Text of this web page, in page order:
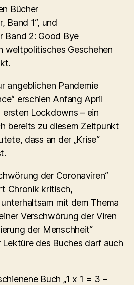
Bücher
Band 1“, und
Band 2: Good Bye
weltpolitisches Geschehen
angeblichen Pandemie
erschien Anfang April
Lockdowns – ein
bereits zu diesem Zeitpunkt
dass an der „Krise“
der Coronaviren“
Chronik kritisch,
mit dem Thema
Verschwörung der Viren
der Menschheit“
Lektüre des Buches darf auch
Buch „1 x 1 = 3 –